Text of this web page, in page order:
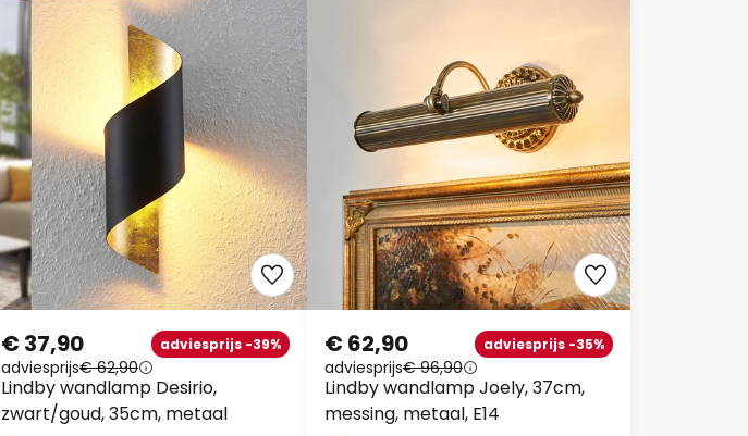
Lindby wandlamp Desirio,
zwart/goud, 35cm, metaal
€ 37,90 adviesprijs -39%
adviesprijs€ 62,90
Lindby wandlamp Joely, 37cm,
messing, metaal, E14
€ 62,90 adviesprijs -35%
adviesprijs€ 96,90